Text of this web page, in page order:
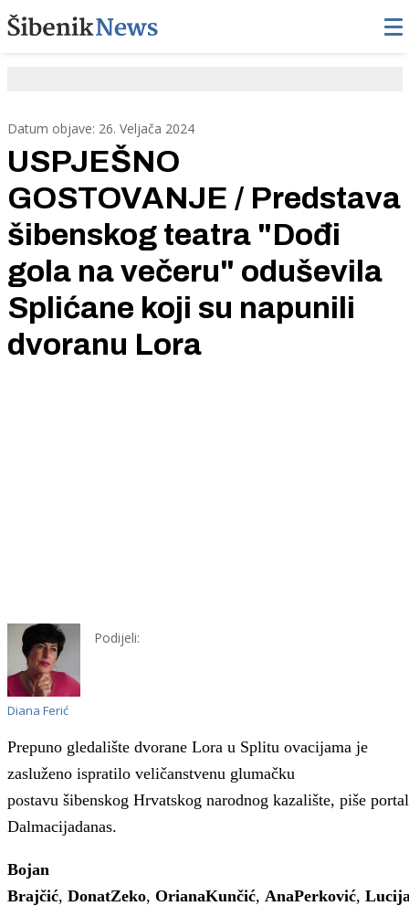
Datum objave: 26. Veljača 2024
USPJEŠNO
GOSTOVANJE / Predstava
šibenskog teatra "Dođi
gola na večeru" oduševila
Splićane koji su napunili
dvoranu Lora
Diana Ferić
Podijeli:
Prepuno gledalište dvorane Lora u Splitu ovacijama je
zasluženo ispratilo veličanstvenu glumačku
postavu šibenskog Hrvatskog narodnog kazalište, piše portal
Dalmacijadanas.
Bojan
Brajčić, DonatZeko, OrianaKunčić, AnaPerković,